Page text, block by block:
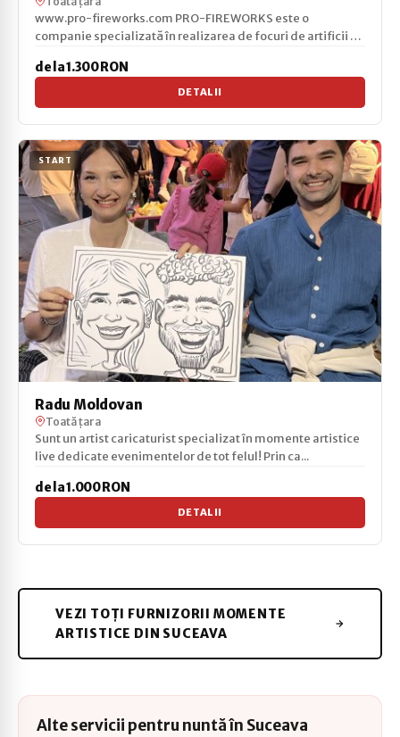
www.pro-fireworks.com PRO-FIREWORKS este o
companie specializată în realizarea de focuri de artificii de
de la 1.300 RON
DETALII
START
Radu Moldovan
Toată țara
Sunt un artist caricaturist specializat în momente artistice
live dedicate evenimentelor de tot felul! Prin ca...
de la 1.000 RON
DETALII
VEZI TOȚI FURNIZORII MOMENTE
ARTISTICE DIN SUCEAVA
Alte servicii pentru nuntă în Suceava